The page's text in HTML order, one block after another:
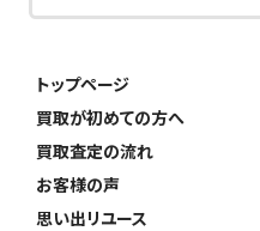
トップページ
買取が初めての方へ
買取査定の流れ
お客様の声
思い出リユース